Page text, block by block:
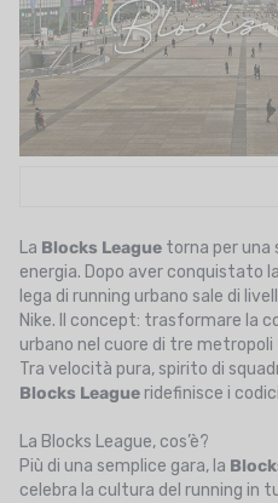
I MIEI PREFERITI
IL BLOG DEI TONTONS
CONTATTO
La Blocks League torna per una
energia. Dopo aver conquistato
lega di running urbano sale di
Nike. Il concept: trasformare la
urbano nel cuore di tre metropoli
Tra velocità pura, spirito di
Blocks League ridefinisce i
La Blocks League, cos’è?
Più di una semplice gara, la
celebra la cultura del running in